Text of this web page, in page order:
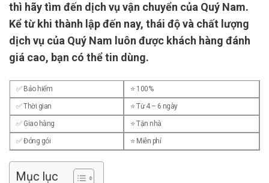
thì hãy tìm đến dịch vụ vận chuyển của Quý Nam.
Kể từ khi thành lập đến nay, thái độ và chất lượng
dịch vụ của Quý Nam luôn được khách hàng đánh
giá cao, bạn có thể tin dùng.
✅ Bảo hiểm ⭐ 100%
✅ Thời gian ⭐ Từ 4 – 6 ngày
✅ Giao hàng ⭐ Tận nhà
✅ Đóng gói ⭐ Miễn phí
Mục lục